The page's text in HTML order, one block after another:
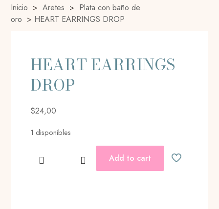
Inicio > Aretes > Plata con baño de
oro > HEART EARRINGS DROP
HEART EARRINGS
DROP
$24,00
1 disponibles
HEART
Add to cart